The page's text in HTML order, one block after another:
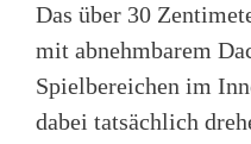
Das über 30
mit abnehmbarem
Spielbereichen im
dabei tatsächlich